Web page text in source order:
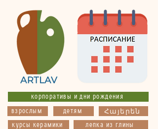
корпоративы и дни рождения
детям
взрослым Հայերեն
лепка из глины
курсы керамики